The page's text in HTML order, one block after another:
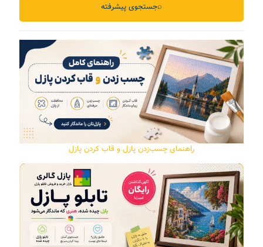
جستجوی پیشرفته⌕
راهنمای چسب‌زدن پازل و قاب کردن پازل